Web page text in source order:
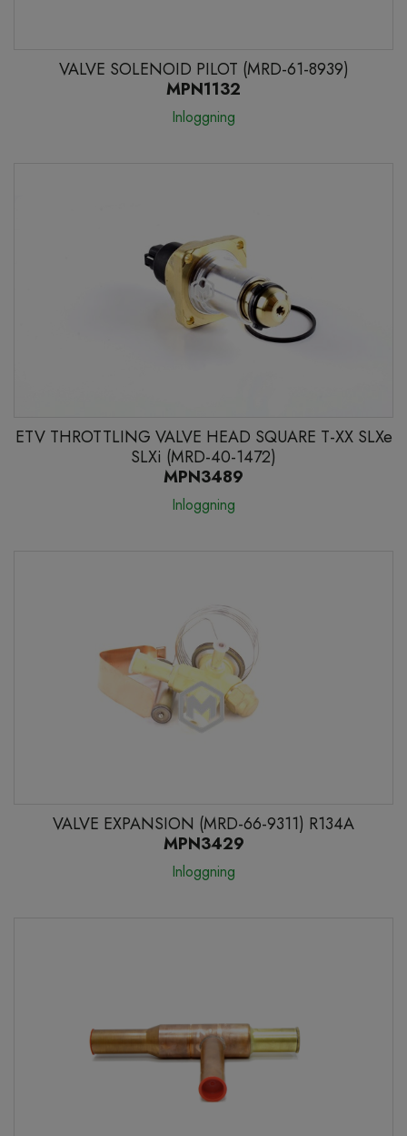
VALVE SOLENOID PILOT (MRD-61-8939)
MPN1132
Inloggning
ETV THROTTLING VALVE HEAD SQUARE T-XX SLXe
SLXi (MRD-40-1472)
MPN3489
Inloggning
VALVE EXPANSION (MRD-66-9311) R134A
MPN3429
Inloggning